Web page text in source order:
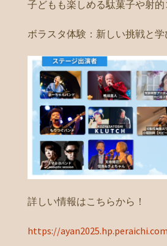
子どもも楽しめる駄菓子や射的
ボラスタ体験：新しい挑戦と学
詳しい情報はこちらから！
https://ayan2025.hp.peraichi.com